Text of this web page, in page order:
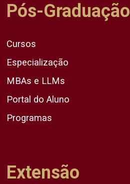
Pós-Graduação
Cursos
Especialização
MBAs e LLMs
Portal do Aluno
Programas
Extensão